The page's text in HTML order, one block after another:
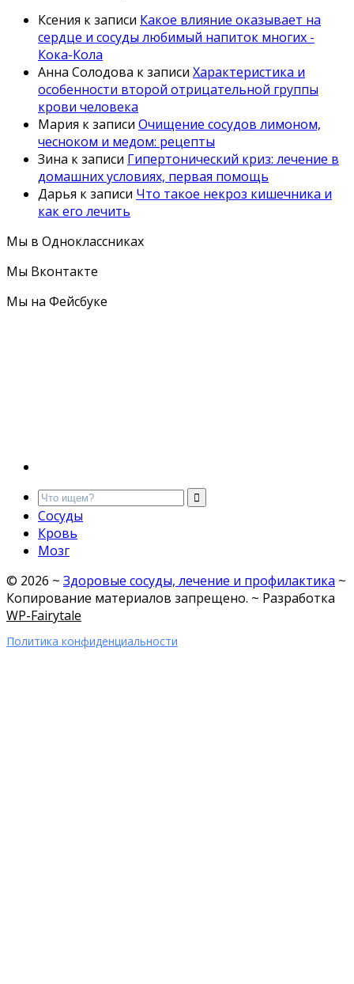
Ксения к записи Какое влияние оказывает на
сердце и сосуды любимый напиток многих -
Кока-Кола
Анна Солодова к записи Характеристика и
особенности второй отрицательной группы
крови человека
Мария к записи Очищение сосудов лимоном,
чесноком и медом: рецепты
Зина к записи Гипертонический криз: лечение в
домашних условиях, первая помощь
Дарья к записи Что такое некроз кишечника и
как его лечить
Мы в Одноклассниках
Мы Вконтакте
Мы на Фейсбуке
Сосуды
Кровь
Мозг
© 2026 ~ Здоровые сосуды, лечение и профилактика ~
Копирование материалов запрещено. ~ Разработка
WP-Fairytale
Политика конфиденциальности